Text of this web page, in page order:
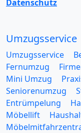
Datenschutz
Umzugsservice
Umzugsservice
Fernumzug
Mini Umzug
Seniorenumzug
Entrümpelung
Möbellift